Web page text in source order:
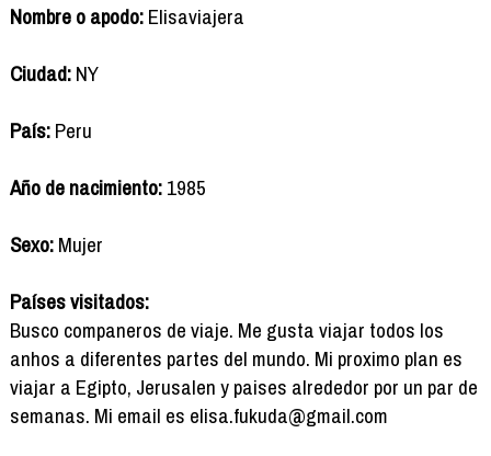
Nombre o apodo:Elisaviajera
Ciudad:NY
País:Peru
Año de nacimiento:1985
Sexo:Mujer
Países visitados:
Busco companeros de viaje. Me gusta viajar todos los
anhos a diferentes partes del mundo. Mi proximo plan es
viajar a Egipto, Jerusalen y paises alrededor por un par de
semanas. Mi email es elisa.fukuda@gmail.com